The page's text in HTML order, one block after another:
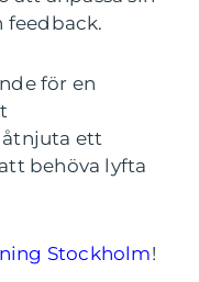
feedback.
för en
ett
behöva lyfta
Stockholm!